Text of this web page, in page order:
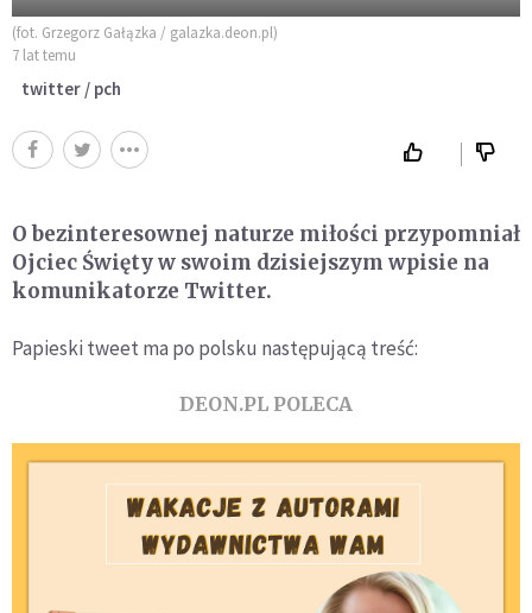
(fot. Grzegorz Gałązka / galazka.deon.pl)
7 lat temu
twitter / pch
O bezinteresownej naturze miłości przypomniał
Ojciec Święty w swoim dzisiejszym wpisie na
komunikatorze Twitter.
Papieski tweet ma po polsku następującą treść:
DEON.PL POLECA